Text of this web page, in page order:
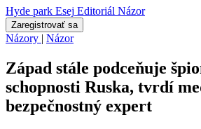
Hyde park Esej Editoriál Názor
Zaregistrovať sa
Názory | Názor
Západ stále podceňuje
schopnosti Ruska, tvrdí
bezpečnostný expert